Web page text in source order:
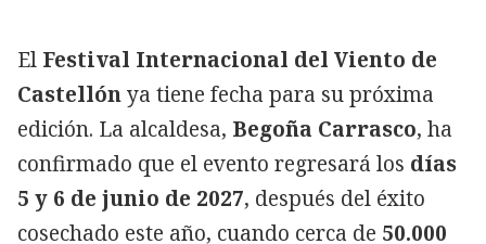
El Festival Internacional del Viento de
Castellónya tiene fecha para su próxima
edición. La alcaldesa, Begoña Carrasco, ha
confirmado que el evento regresará los días
5 y 6 de junio de 2027, después del éxito
cosechado este año, cuando cerca de 50.000